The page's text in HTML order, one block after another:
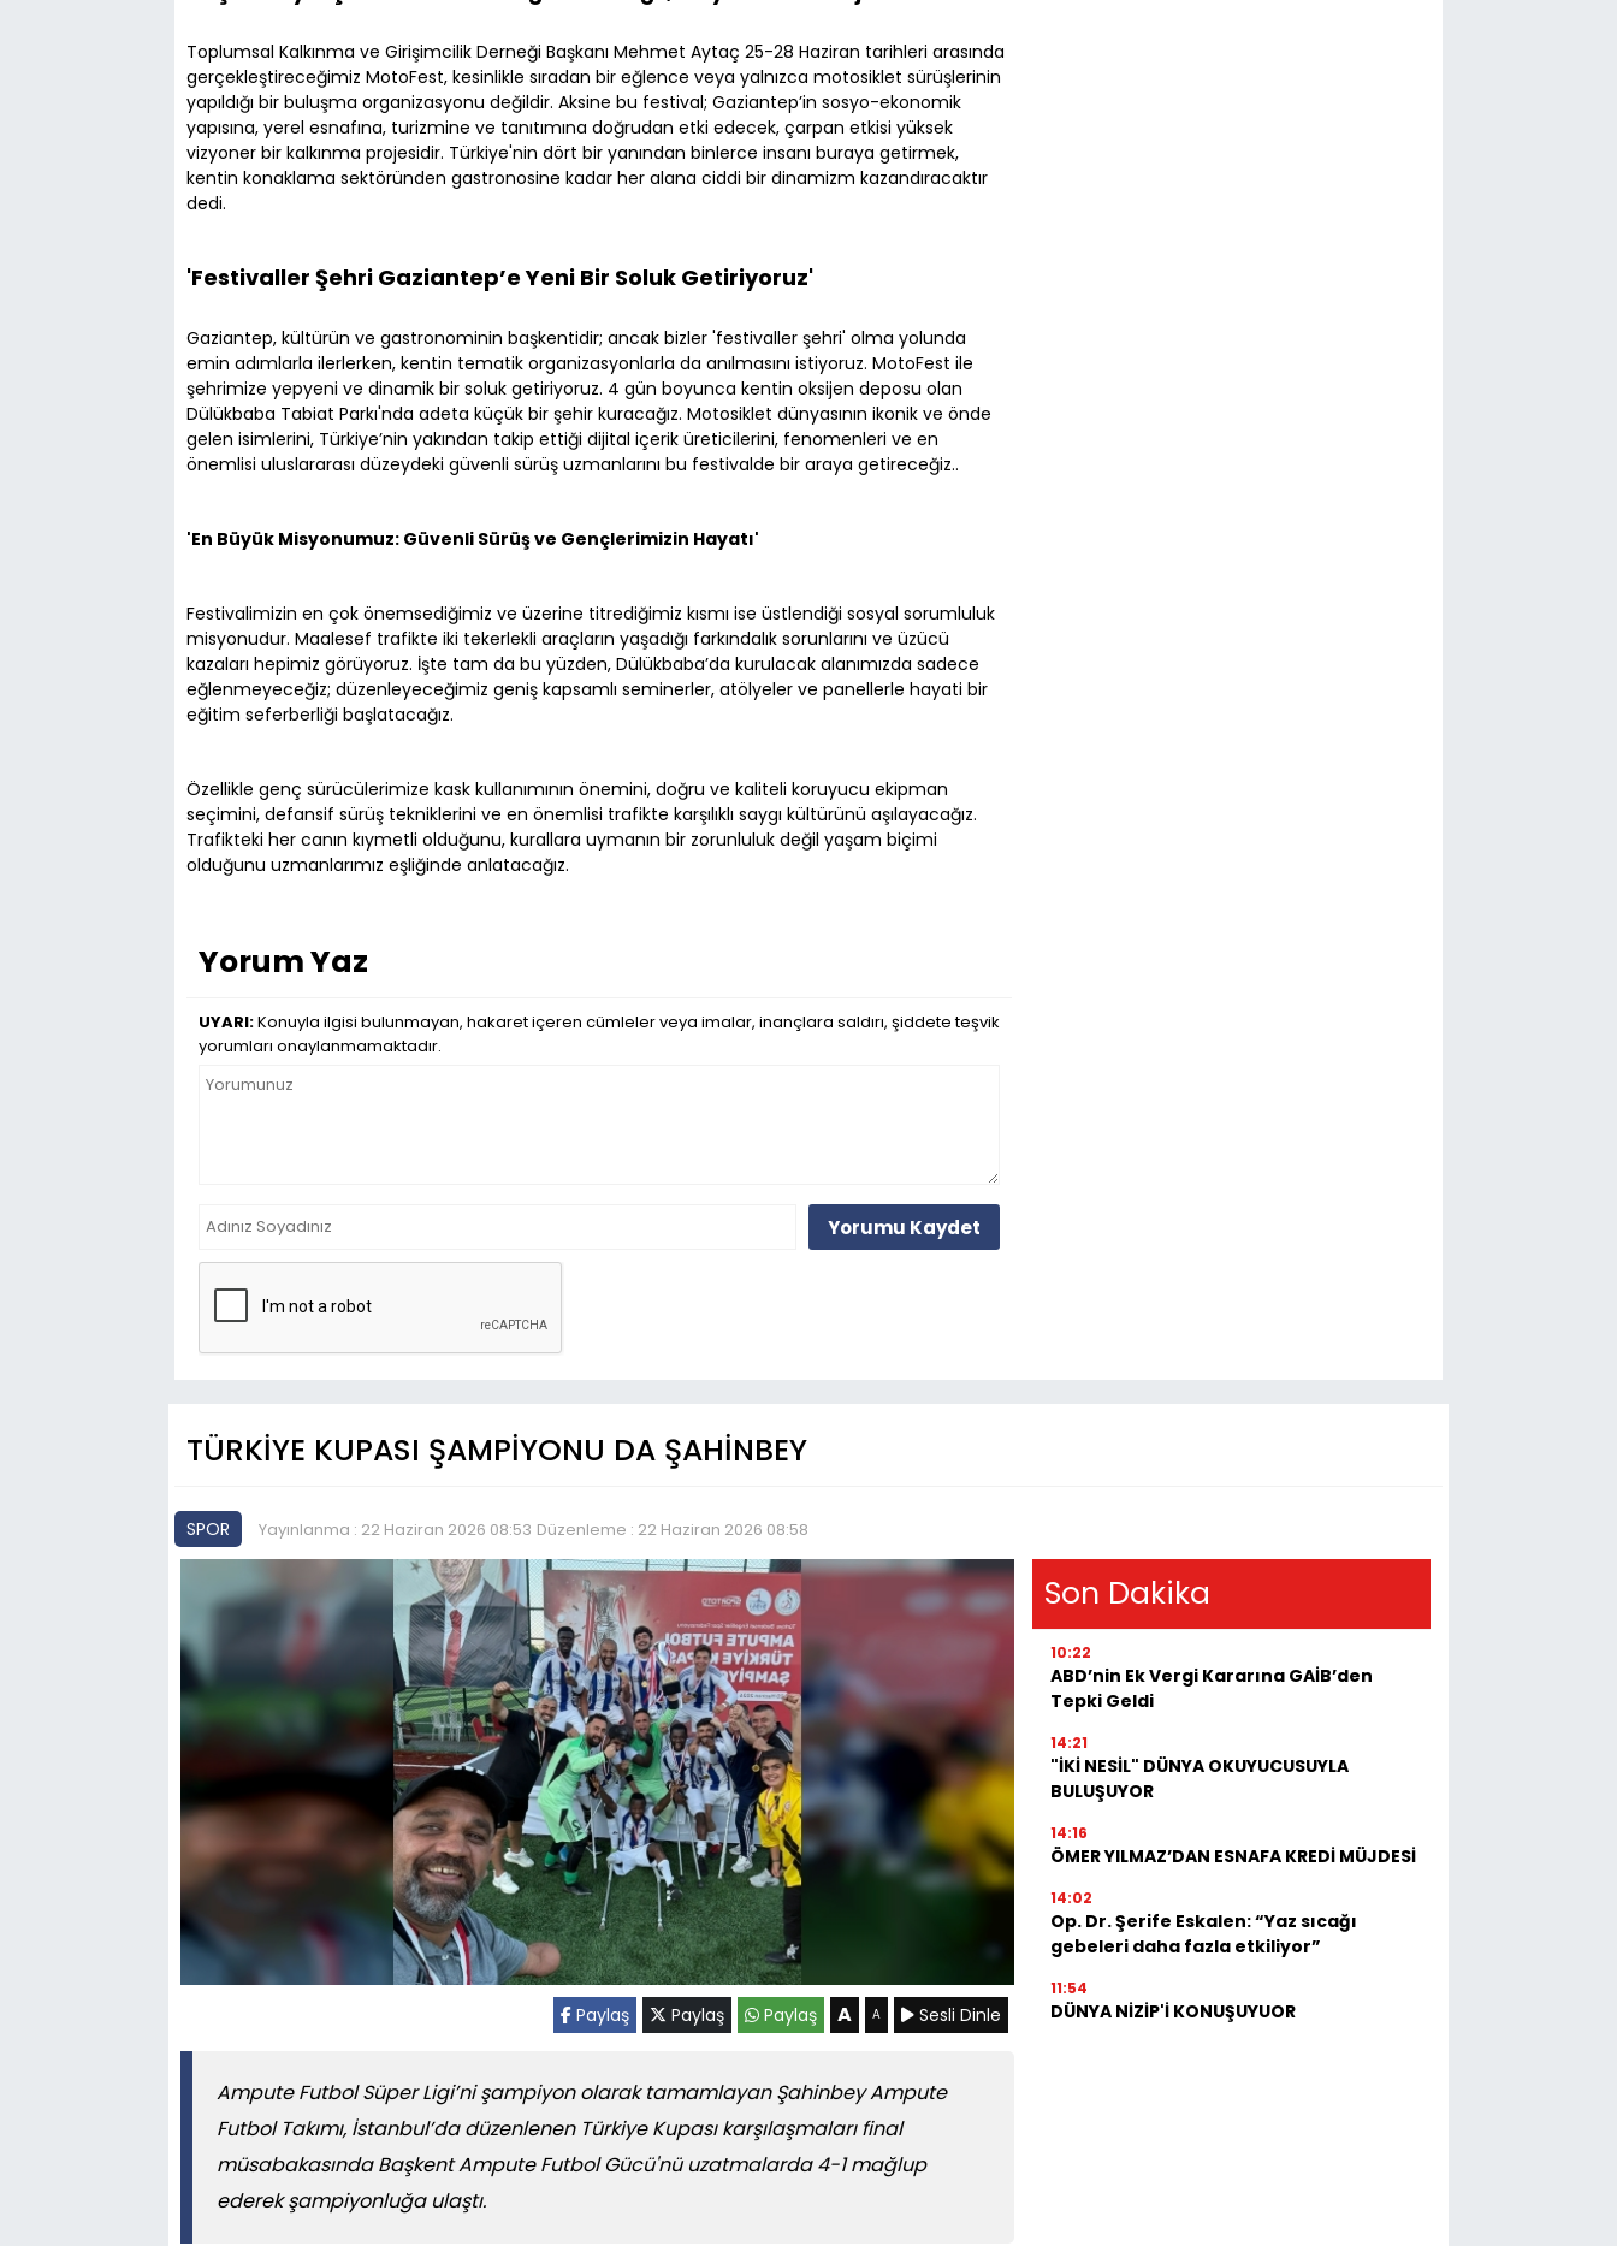
Toplumsal Kalkınma ve Girişimcilik Derneği Başkanı Mehmet Aytaç 25-28 Haziran tarihleri arasında
gerçekleştireceğimiz MotoFest, kesinlikle sıradan bir eğlence veya yalnızca motosiklet sürüşlerinin
yapıldığı bir buluşma organizasyonu değildir. Aksine bu festival; Gaziantep’in sosyo-ekonomik
yapısına, yerel esnafına, turizmine ve tanıtımına doğrudan etki edecek, çarpan etkisi yüksek
vizyoner bir kalkınma projesidir. Türkiye'nin dört bir yanından binlerce insanı buraya getirmek,
kentin konaklama sektöründen gastronosine kadar her alana ciddi bir dinamizm kazandıracaktır
dedi.
'Festivaller Şehri Gaziantep’e Yeni Bir Soluk Getiriyoruz'
Gaziantep, kültürün ve gastronominin başkentidir; ancak bizler 'festivaller şehri' olma yolunda
emin adımlarla ilerlerken, kentin tematik organizasyonlarla da anılmasını istiyoruz. MotoFest ile
şehrimize yepyeni ve dinamik bir soluk getiriyoruz. 4 gün boyunca kentin oksijen deposu olan
Dülükbaba Tabiat Parkı'nda adeta küçük bir şehir kuracağız. Motosiklet dünyasının ikonik ve önde
gelen isimlerini, Türkiye’nin yakından takip ettiği dijital içerik üreticilerini, fenomenleri ve en
önemlisi uluslararası düzeydeki güvenli sürüş uzmanlarını bu festivalde bir araya getireceğiz..
'En Büyük Misyonumuz: Güvenli Sürüş ve Gençlerimizin Hayatı'
Festivalimizin en çok önemsediğimiz ve üzerine titrediğimiz kısmı ise üstlendiği sosyal sorumluluk
misyonudur. Maalesef trafikte iki tekerlekli araçların yaşadığı farkındalık sorunlarını ve üzücü
kazaları hepimiz görüyoruz. İşte tam da bu yüzden, Dülükbaba’da kurulacak alanımızda sadece
eğlenmeyeceğiz; düzenleyeceğimiz geniş kapsamlı seminerler, atölyeler ve panellerle hayati bir
eğitim seferberliği başlatacağız.
Özellikle genç sürücülerimize kask kullanımının önemini, doğru ve kaliteli koruyucu ekipman
seçimini, defansif sürüş tekniklerini ve en önemlisi trafikte karşılıklı saygı kültürünü aşılayacağız.
Trafikteki her canın kıymetli olduğunu, kurallara uymanın bir zorunluluk değil yaşam biçimi
olduğunu uzmanlarımız eşliğinde anlatacağız.
Yorum Yaz
UYARI:Konuyla ilgisi bulunmayan, hakaret içeren cümleler veya imalar, inançlara saldırı, şiddete teşvik
yorumları onaylanmamaktadır.
Yorumu Kaydet
TÜRKİYE KUPASI ŞAMPİYONU DA ŞAHİNBEY
SPOR Yayınlanma : 22 Haziran 2026 08:53 Düzenleme : 22 Haziran 2026 08:58
Paylaş Paylaş Paylaş A A Sesli Dinle
Ampute Futbol Süper Ligi’ni şampiyon olarak tamamlayan Şahinbey Ampute
Futbol Takımı, İstanbul’da düzenlenen Türkiye Kupası karşılaşmaları final
müsabakasında Başkent Ampute Futbol Gücü'nü uzatmalarda 4-1 mağlup
ederek şampiyonluğa ulaştı.
Son Dakika
10:22
ABD’nin Ek Vergi Kararına GAİB’den
Tepki Geldi
14:21
"İKİ NESİL" DÜNYA OKUYUCUSUYLA
BULUŞUYOR
14:16
ÖMER YILMAZ’DAN ESNAFA KREDİ MÜJDESİ
14:02
Op. Dr. Şerife Eskalen: “Yaz sıcağı
gebeleri daha fazla etkiliyor”
11:54
DÜNYA NİZİP'İ KONUŞUYUOR